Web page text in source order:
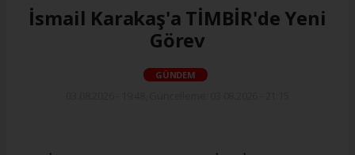
İsmail Karakaş'a TİMBİR'de Yeni
Görev
GÜNDEM